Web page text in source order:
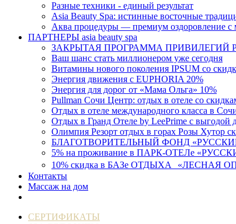
Разные техники - единый результат
Asia Beauty Spa: истинные восточные
Аква процедуры — премиум оздоровление с
ПАРТНЕРЫ asia beauty spa
ЗАКРЫТАЯ ПРОГРАММА ПРИВИЛЕГИЙ
Ваш шанс стать миллионером уже сегодня
Витамины нового поколения IPSUM со
Энергия движения с EUPHORIA 20%
Энергия для дорог от «Мама Ольга» 10%
Pullman Сочи Центр: отдых в отеле со
Отдых в отеле международного класса в
Отдых в Гранд Отеле by LeePrime с выгодой
Олимпия Резорт отдых в горах Розы Хутор
БЛАГОТВОРИТЕЛЬНЫЙ ФОНД
5% на проживание в ПАРК-ОТЕЛе
10% скидка в БАЗе ОТДЫХА «ЛЕСНАЯ
Контакты
Массаж на дом
СЕРТИФИКАТЫ